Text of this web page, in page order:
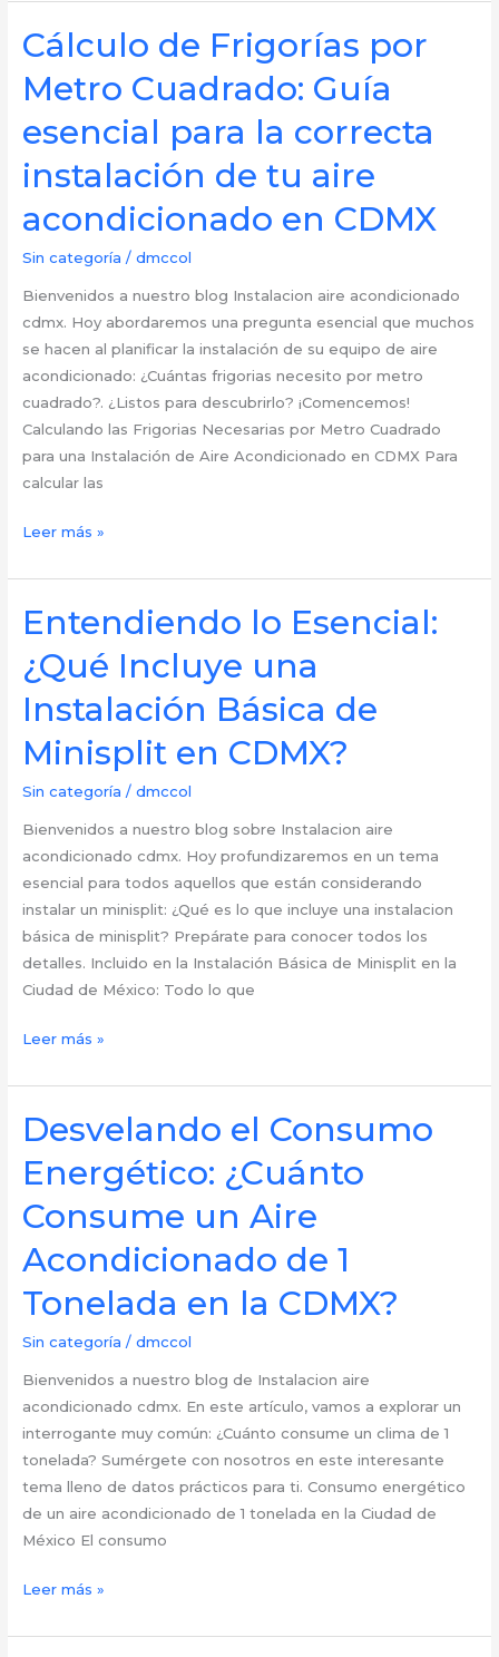
¿Cuánto
Cuesta
Actualizar
la
de
tu
Acondicionado
Cálculo de Frigorías por
Metro Cuadrado: Guía
esencial para la correcta
instalación de tu aire
acondicionado en CDMX
Sin categoría /dmccol
Bienvenidos a nuestro blog Instalacion aire acondicionado
cdmx. Hoy abordaremos una pregunta esencial que muchos
se hacen al planificar la instalación de su equipo de aire
acondicionado: ¿Cuántas frigorias necesito por metro
cuadrado?. ¿Listos para descubrirlo? ¡Comencemos!
Calculando las Frigorias Necesarias por Metro Cuadrado
para una Instalación de Aire Acondicionado en CDMX Para
calcular las
Cálculo
Frigorías
por
Metro
Cuadrado:
esencial
para
correcta
instalación
de
tu
aire
acondicionado
en
CDMX
Leer más »
Entendiendo lo Esencial:
¿Qué Incluye una
Instalación Básica de
Minisplit en CDMX?
Sin categoría /dmccol
Bienvenidos a nuestro blog sobre Instalacion aire
acondicionado cdmx. Hoy profundizaremos en un tema
esencial para todos aquellos que están considerando
instalar un minisplit: ¿Qué es lo que incluye una instalacion
básica de minisplit? Prepárate para conocer todos los
detalles. Incluido en la Instalación Básica de Minisplit en la
Ciudad de México: Todo lo que
Entendiendo
Esencial:
¿Qué
Incluye
una
Básica
de
Leer más »
Desvelando el Consumo
Energético: ¿Cuánto
Consume un Aire
Acondicionado de 1
Tonelada en la CDMX?
Sin categoría /dmccol
Bienvenidos a nuestro blog de Instalacion aire
acondicionado cdmx. En este artículo, vamos a explorar un
interrogante muy común: ¿Cuánto consume un clima de 1
tonelada? Sumérgete con nosotros en este interesante
tema lleno de datos prácticos para ti. Consumo energético
de un aire acondicionado de 1 tonelada en la Ciudad de
México El consumo
Desvelando
Consumo
Leer más »